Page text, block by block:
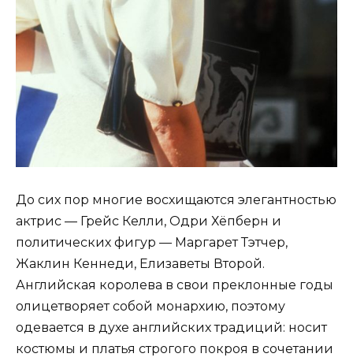
До сих пор многие восхищаются элегантностью
актрис — Грейс Келли, Одри Хёпберн и
политических фигур — Маргарет Тэтчер,
Жаклин Кеннеди, Елизаветы Второй.
Английская королева в свои преклонные годы
олицетворяет собой монархию, поэтому
одевается в духе английских традиций: носит
костюмы и платья строгого покроя в сочетании